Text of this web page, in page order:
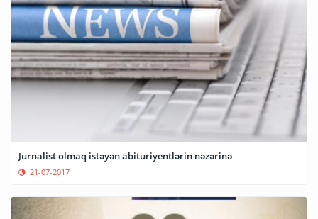
Jurnalist olmaq istəyən abituriyentlərin nəzərinə
21-07-2017